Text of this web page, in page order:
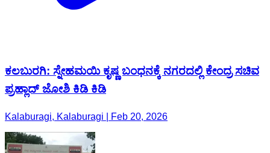
ಕಲಬುರಗಿ: ಸ್ನೇಹಮಯಿ ಕೃಷ್ಣ ಬಂಧನಕ್ಕೆ ನಗರದಲ್ಲಿ ಕೇಂದ್ರ ಸಚಿವ
ಪ್ರಹ್ಲಾದ್ ಜೋಶಿ ಕಿಡಿ ಕಿಡಿ
Kalaburagi, Kalaburagi | Feb 20, 2026